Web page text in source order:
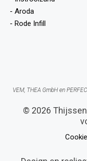
- Aroda
- Rode Infill
VEM, THEA GmbH en
© 2026 Thijssen